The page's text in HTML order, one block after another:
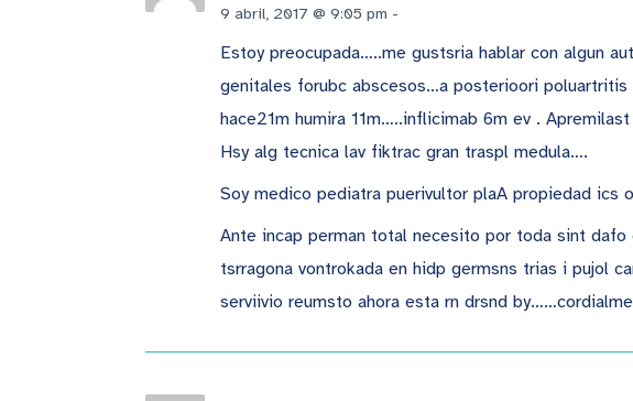
9 abril, 2017 @ 9:05 pm -
Estoy preocupada…..me gustsria hablar con algun
genitales forubc abscesos…a posterioori
hace21m humira 11m…..inflicimab 6m ev .
Hsy alg tecnica lav fiktrac gran traspl medula….
Soy medico pediatra puerivultor plaA propiedad ics
Ante incap perman total necesito por toda sint
tsrragona vontrokada en hidp germsns trias i pujol
serviivio reumsto ahora esta rn drsnd